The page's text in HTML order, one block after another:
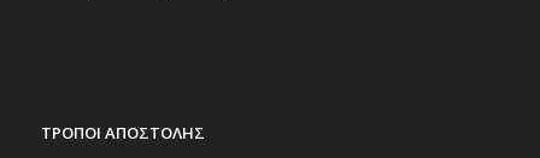
ΤΡΟΠΟΙ ΑΠΟΣΤΟΛΗΣ